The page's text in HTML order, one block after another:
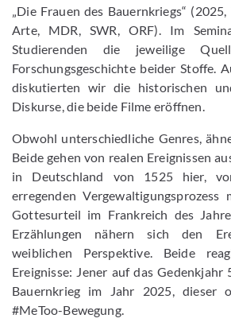
„Die Frauen des Bauernkriegs“
Arte, MDR, SWR, ORF). Im
Studierenden die jeweilige
Forschungsgeschichte beider Stoffe.
diskutierten wir die historischen
Diskurse, die beide Filme eröffnen.
Obwohl unterschiedliche Genres,
Beide gehen von realen Ereignissen
in Deutschland von 1525 hier,
erregenden Vergewaltigungsprozess
Gottesurteil im Frankreich des
Erzählungen nähern sich den
weiblichen Perspektive. Beide
Ereignisse: Jener auf das Gedenkjahr
Bauernkrieg im Jahr 2025, dieser
#MeToo-Bewegung.